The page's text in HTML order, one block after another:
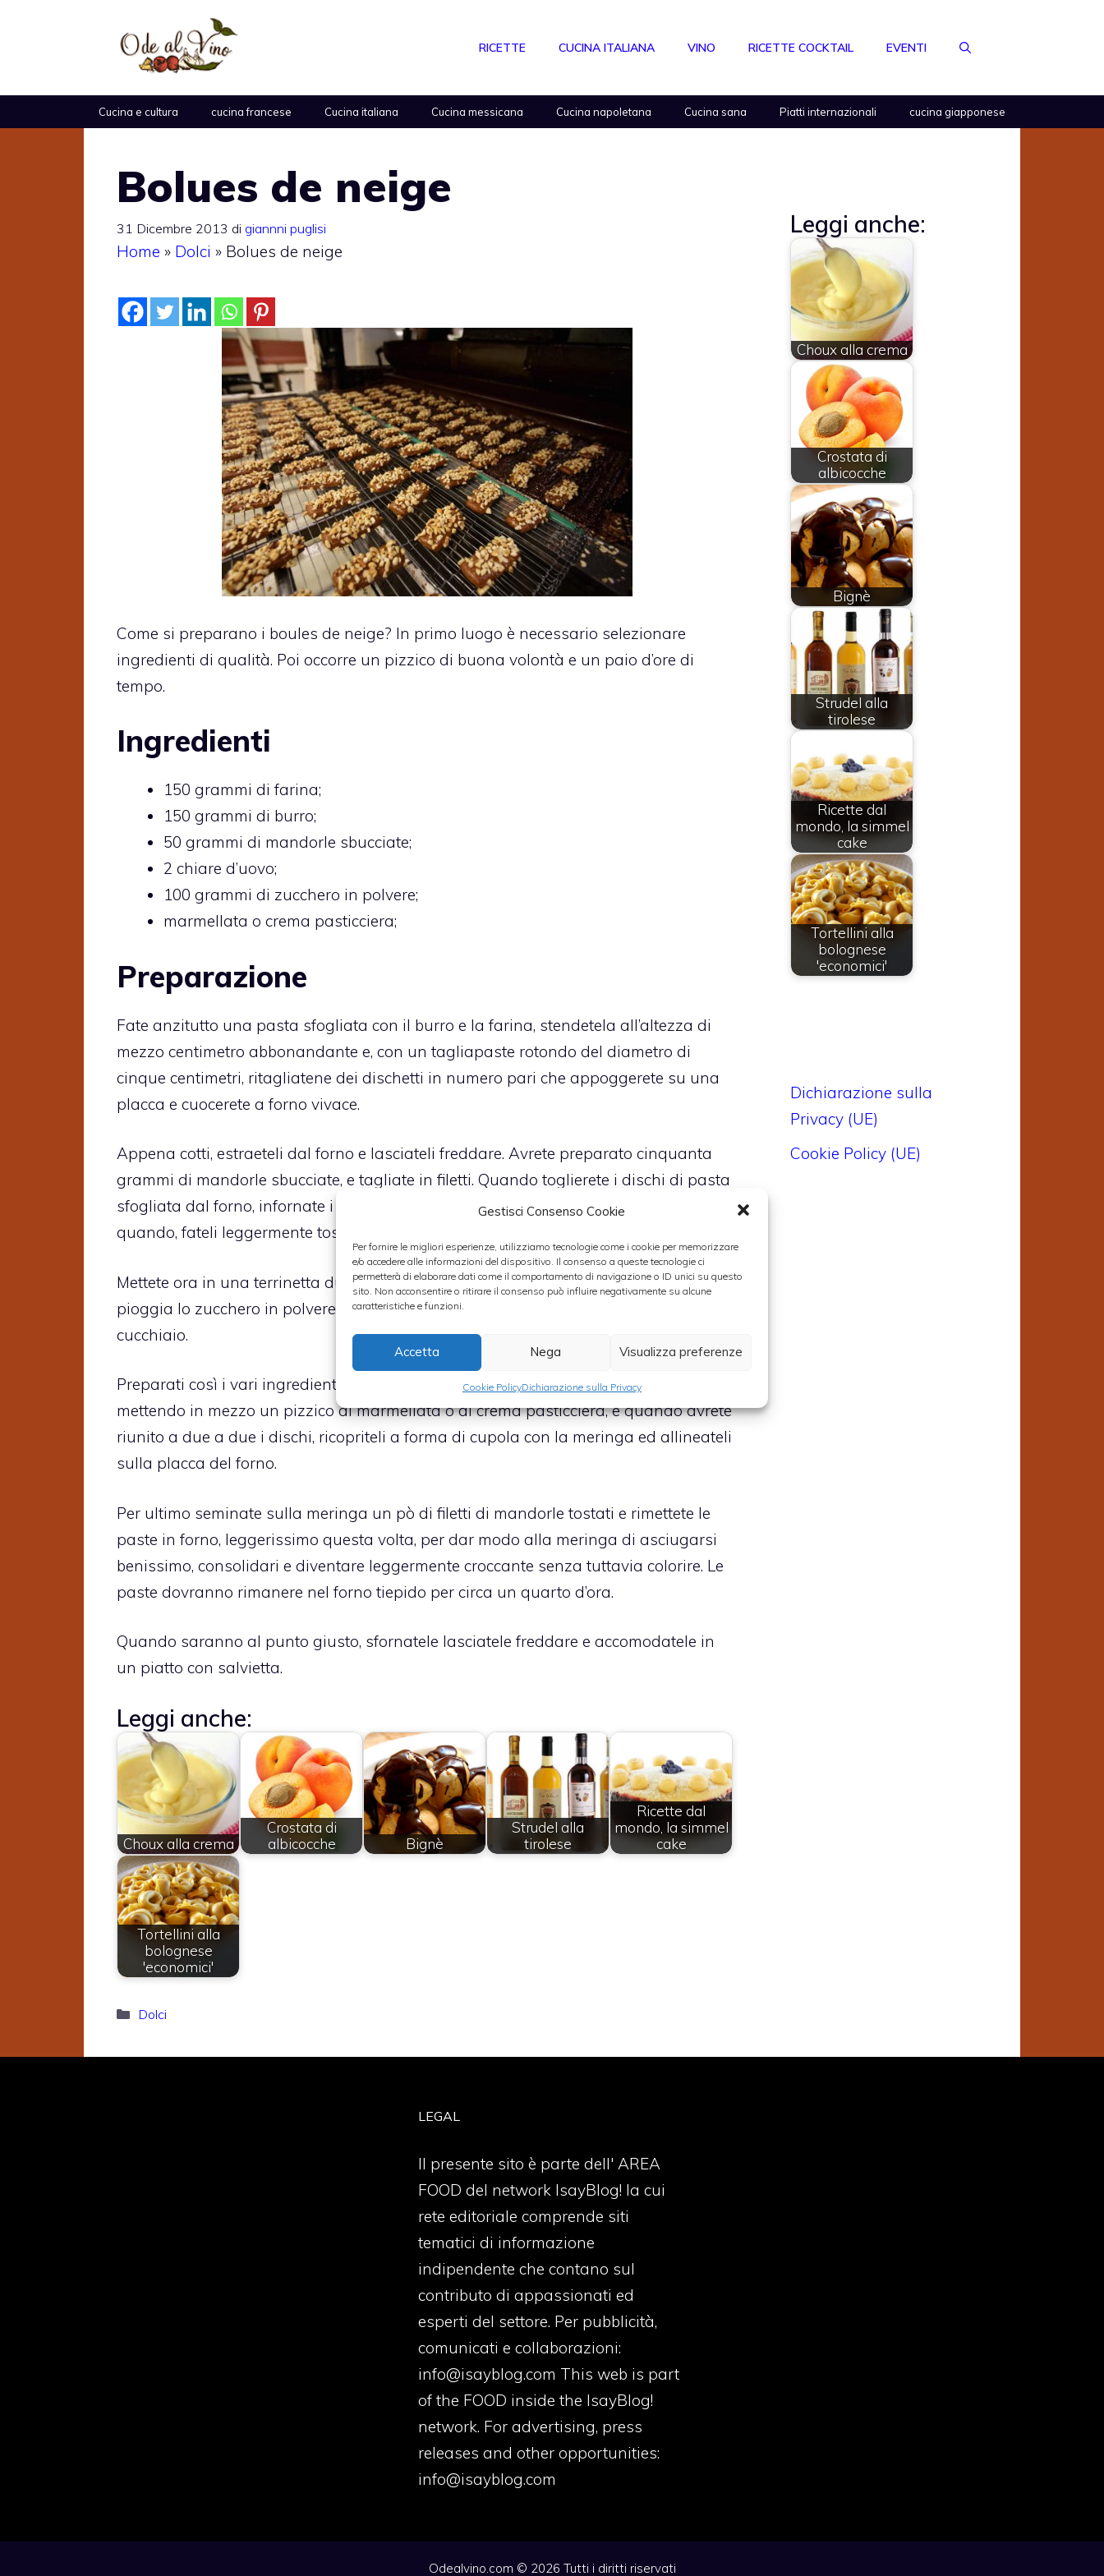
Gestisci Consenso Cookie
Per fornire le migliori esperienze, utilizziamo tecnologie come i cookie per memorizzare
e/o accedere alle informazioni del dispositivo. Il consenso a queste tecnologie ci
permetterà di elaborare dati come il comportamento di navigazione o ID unici su questo
sito. Non acconsentire o ritirare il consenso può influire negativamente su alcune
caratteristiche e funzioni.
Accetta Nega Visualizza preferenze
Cookie PolicyDichiarazione sulla Privacy
RICETTE CUCINA ITALIANA VINO RICETTE COCKTAIL EVENTI
Cucina e cultura cucina francese Cucina italiana Cucina messicana Cucina napoletana Cucina sana Piatti internazionali cucina giapponese
Bolues de neige
31 Dicembre 2013 di giannni puglisi
Home » Dolci » Bolues de neige
Come si preparano i boules de neige? In primo luogo è necessario selezionare
ingredienti di qualità. Poi occorre un pizzico di buona volontà e un paio d’ore di
tempo.
Ingredienti
150 grammi di farina;
150 grammi di burro;
50 grammi di mandorle sbucciate;
2 chiare d’uovo;
100 grammi di zucchero in polvere;
marmellata o crema pasticciera;
Preparazione
Fate anzitutto una pasta sfogliata con il burro e la farina, stendetela all’altezza di
mezzo centimetro abbonandante e, con un tagliapaste rotondo del diametro di
cinque centimetri, ritagliatene dei dischetti in numero pari che appoggerete su una
placca e cuocerete a forno vivace.
Appena cotti, estraeteli dal forno e lasciateli freddare. Avrete preparato cinquanta
grammi di mandorle sbucciate, e tagliate in filetti. Quando toglierete i dischi di pasta
sfogliata dal forno, infornate i filettini di mandorle e mescolandoli di quando in
quando, fateli leggermente tostare.
Mettete ora in una terrinetta due chiare d’uovo, montatele in neve e fateci coadere a
pioggia lo zucchero in polvere che unirete delicatamente alle chiare per mezzo di un
cucchiaio.
Preparati così i vari ingredienti, prendete due dischi di pasta sfogliata e accoppiateli
mettendo in mezzo un pizzico di marmellata o di crema pasticciera, e quando avrete
riunito a due a due i dischi, ricopriteli a forma di cupola con la meringa ed allineateli
sulla placca del forno.
Per ultimo seminate sulla meringa un pò di filetti di mandorle tostati e rimettete le
paste in forno, leggerissimo questa volta, per dar modo alla meringa di asciugarsi
benissimo, consolidari e diventare leggermente croccante senza tuttavia colorire. Le
paste dovranno rimanere nel forno tiepido per circa un quarto d’ora.
Quando saranno al punto giusto, sfornatele lasciatele freddare e accomodatele in
un piatto con salvietta.
Leggi anche:
Choux alla crema
Crostata di
albicocche
Bignè
Strudel alla
tirolese
Ricette dal
mondo, la simmel
cake
Tortellini alla
bolognese
'economici'
Categorie
Dolci
Leggi anche:
Choux alla crema
Crostata di
albicocche
Bignè
Strudel alla
tirolese
Ricette dal
mondo, la simmel
cake
Tortellini alla
bolognese
'economici'
Dichiarazione sulla
Privacy (UE)
Cookie Policy (UE)
LEGAL
Il presente sito è parte dell' AREA
FOOD del network IsayBlog! la cui
rete editoriale comprende siti
tematici di informazione
indipendente che contano sul
contributo di appassionati ed
esperti del settore. Per pubblicità,
comunicati e collaborazioni:
info@isayblog.com This web is part
of the FOOD inside the IsayBlog!
network. For advertising, press
releases and other opportunities:
info@isayblog.com
Odealvino.com © 2026 Tutti i diritti riservati